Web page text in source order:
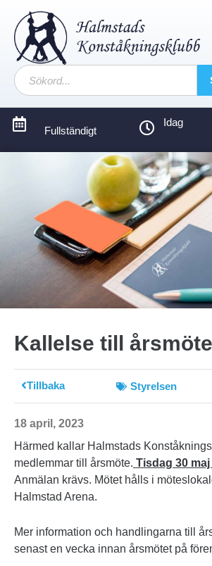
Fullständigt
Idag
Kallelse till
Tillbaka Styrelsen
18 april, 2023
Härmed kallar Halmstads
medlemmar till årsmöte. Tisdag 30 maj
Anmälan krävs. Mötet hålls i
Halmstad Arena.
Mer information och handlingarna till
senast en vecka innan årsmötet på